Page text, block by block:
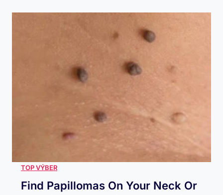
Find Papillomas On Your Neck Or